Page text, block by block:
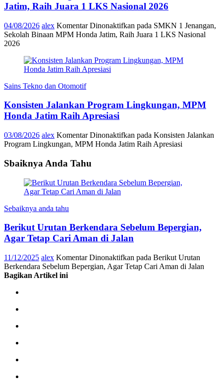
Jatim, Raih Juara 1 LKS Nasional 2026
04/08/2026 alex Komentar Dinonaktifkan pada SMKN 1 Jenangan,
Sekolah Binaan MPM Honda Jatim, Raih Juara 1 LKS Nasional
2026
Sains Tekno dan Otomotif
Konsisten Jalankan Program Lingkungan, MPM
Honda Jatim Raih Apresiasi
03/08/2026 alex Komentar Dinonaktifkan pada Konsisten Jalankan
Program Lingkungan, MPM Honda Jatim Raih Apresiasi
Sbaiknya Anda Tahu
Sebaiknya anda tahu
Berikut Urutan Berkendara Sebelum Bepergian,
Agar Tetap Cari Aman di Jalan
11/12/2025 alex Komentar Dinonaktifkan pada Berikut Urutan
Berkendara Sebelum Bepergian, Agar Tetap Cari Aman di Jalan
Bagikan Artikel ini